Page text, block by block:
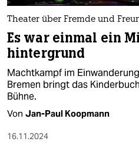
Theater über Fremde und
Es war einmal ein
hintergrund
Machtkampf im
Bremen bringt das
Bühne.
Von Jan-Paul Koopmann
16.11.2024